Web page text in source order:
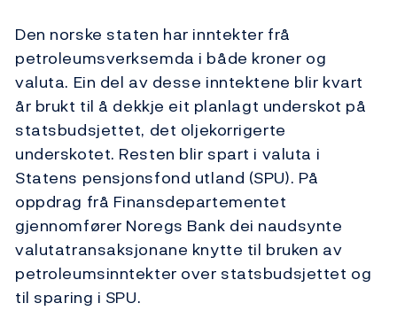
Den norske staten har inntekter frå
petroleumsverksemda i både kroner og
valuta. Ein del av desse inntektene blir kvart
år brukt til å dekkje eit planlagt underskot på
statsbudsjettet, det oljekorrigerte
underskotet. Resten blir spart i valuta i
Statens pensjonsfond utland (SPU). På
oppdrag frå Finansdepartementet
gjennomfører Noregs Bank dei naudsynte
valutatransaksjonane knytte til bruken av
petroleumsinntekter over statsbudsjettet og
til sparing i SPU.